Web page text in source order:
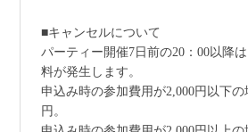
■キャンセルについて
パーティー開催7日前の20：00以降
料が発生します。
申込み時の参加費用が2,000円以下の
円。